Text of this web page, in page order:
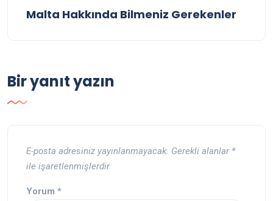
Malta Hakkında Bilmeniz Gerekenler
Bir yanıt yazın
E-posta adresiniz yayınlanmayacak. Gerekli alanlar *
ile işaretlenmişlerdir
Yorum *